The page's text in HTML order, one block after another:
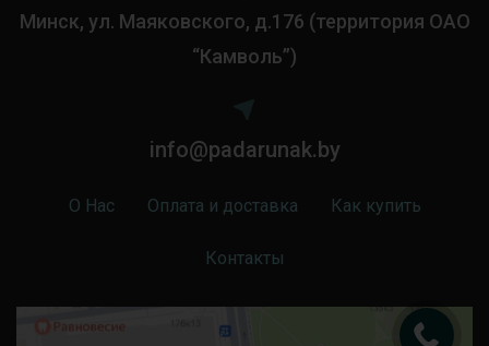
Минск, ул. Маяковского, д.176 (территория ОАО
“Камволь”)
info@padarunak.by
О Нас Оплата и доставка Как купить
Контакты